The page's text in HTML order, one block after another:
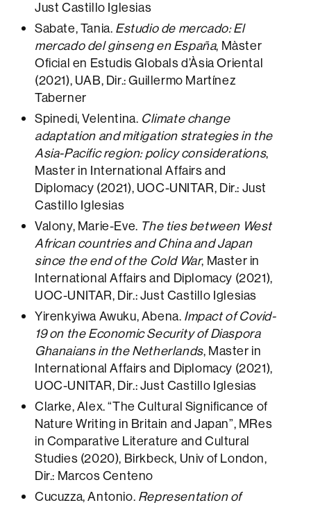
Just Castillo Iglesias
Sabate, Tania. Estudio de mercado: El
mercado del ginseng en España, Màster
Oficial en Estudis Globals d’Àsia Oriental
(2021), UAB, Dir.: Guillermo Martínez
Taberner
Spinedi, Velentina. Climate change
adaptation and mitigation strategies in the
Asia-Pacific region: policy considerations,
Master in International Affairs and
Diplomacy (2021), UOC-UNITAR, Dir.: Just
Castillo Iglesias
Valony, Marie-Eve. The ties between West
African countries and China and Japan
since the end of the Cold War, Master in
International Affairs and Diplomacy (2021),
UOC-UNITAR, Dir.: Just Castillo Iglesias
Yirenkyiwa Awuku, Abena. Impact of Covid-
19 on the Economic Security of Diaspora
Ghanaians in the Netherlands, Master in
International Affairs and Diplomacy (2021),
UOC-UNITAR, Dir.: Just Castillo Iglesias
Clarke, Alex. “The Cultural Significance of
Nature Writing in Britain and Japan”, MRes
in Comparative Literature and Cultural
Studies (2020), Birkbeck, Univ of London,
Dir.: Marcos Centeno
Cucuzza, Antonio. Representation of